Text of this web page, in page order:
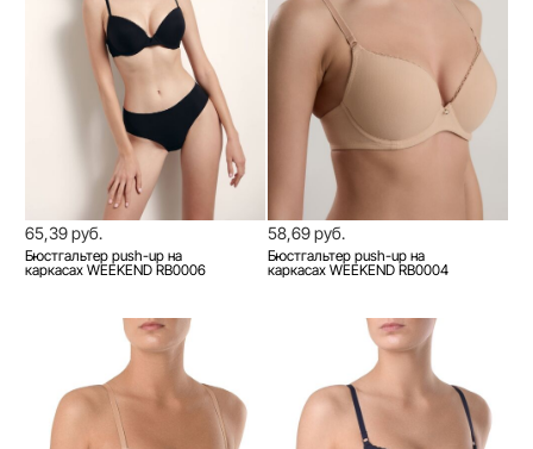
65,39 руб.
Бюстгальтер push-up на
каркасах WEEKEND RB0006
58,69 руб.
Бюстгальтер push-up на
каркасах WEEKEND RB0004